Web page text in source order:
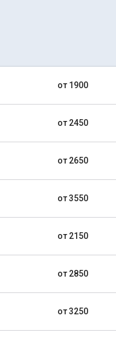
от 1900
от 2450
от 2650
от 3550
от 2150
от 2850
от 3250